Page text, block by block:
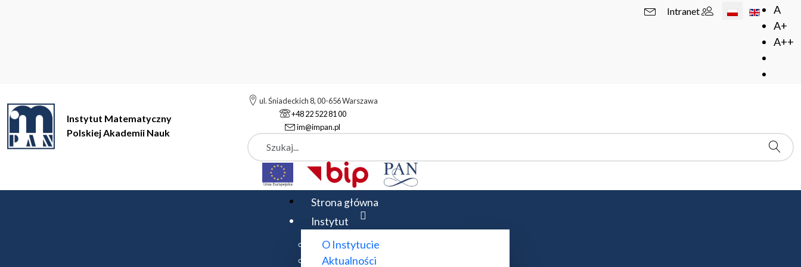
A
A+
A++
Wybierz swój język
Intranet
Instytut Matematyczny
Polskiej Akademii Nauk
ul. Śniadeckich 8, 00-656 Warszawa
+48 22 522 81 00
im@impan.pl
Szukaj
Strona główna
Instytut
O Instytucie
Aktualności
Instytut Matematyczny Polskiej Akademii Nauk Remonty w IMPAN
Remonty w IMPAN
Remont w IMPAN - przed i po